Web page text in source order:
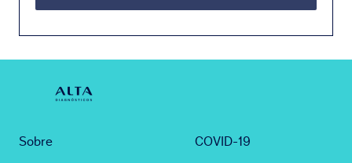
Sobre COVID-19